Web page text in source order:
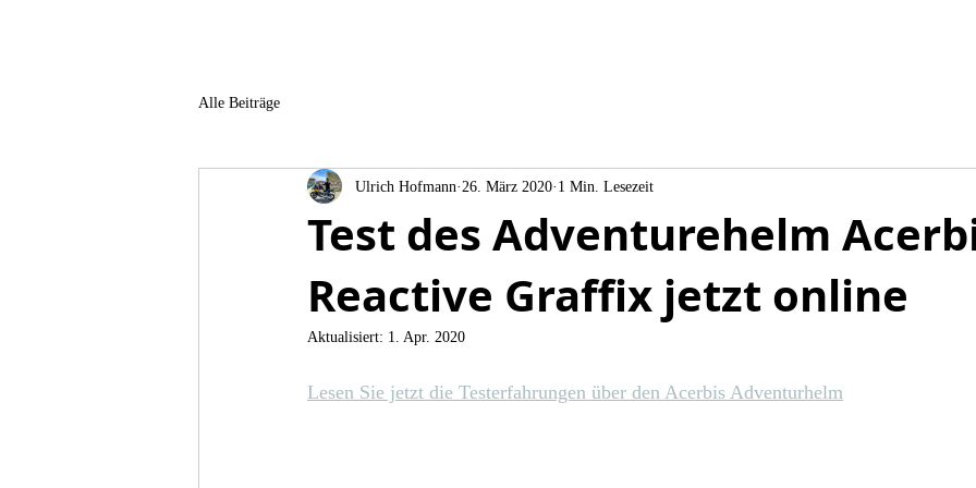
Alle Beiträge
Test des Adventurehelm
Reactive Graffix jetzt online
Ulrich Hofmann 26. März 2020 1 Min. Lesezeit
Aktualisiert: 1. Apr. 2020
Lesen Sie jetzt die Testerfahrungen über den Acerbis Adventurhelm